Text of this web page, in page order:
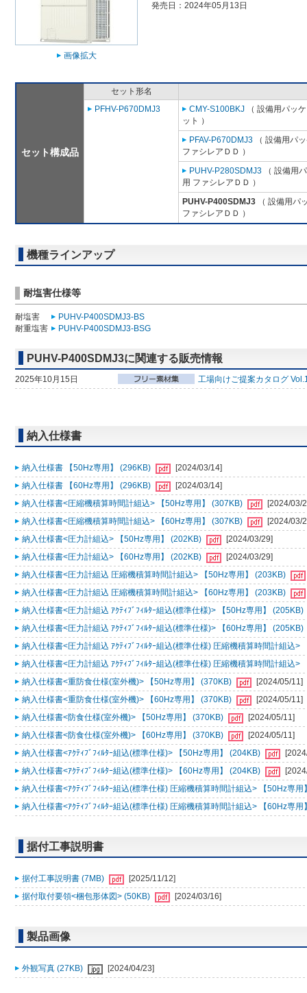
画像拡大
発売日：2024年05月13日
セット構成品
セット形名
PFHV-P670DMJ3
CMY-S100BKJ （ 設備用パッ
ット ）
PFAV-P670DMJ3 （ 設備用パ
ファシレアＤＤ ）
PUHV-P280SDMJ3 （ 設備用
用 ファシレアＤＤ ）
PUHV-P400SDMJ3 （ 設備用パ
ファシレアＤＤ ）
機種ラインアップ
耐塩害仕様等
耐塩害
PUHV-P400SDMJ3-BS
耐重塩害
PUHV-P400SDMJ3-BSG
PUHV-P400SDMJ3に関連する販売情報
2025年10月15日 工場向けご提案カタログ
納入仕様書
納入仕様書 【50Hz専用】 (296KB)
[2024/03/14]
納入仕様書 【60Hz専用】 (296KB)
[2024/03/14]
納入仕様書<圧縮機積算時間計組込> 【50Hz専用】 (307KB)
[2024/03/
納入仕様書<圧縮機積算時間計組込> 【60Hz専用】 (307KB)
[2024/03/
納入仕様書<圧力計組込> 【50Hz専用】 (202KB)
[2024/03/29]
納入仕様書<圧力計組込> 【60Hz専用】 (202KB)
[2024/03/29]
納入仕様書<圧力計組込 圧縮機積算時間計組込> 【50Hz専用】 (203KB)
納入仕様書<圧力計組込 圧縮機積算時間計組込> 【60Hz専用】 (203KB)
納入仕様書<圧力計組込 ｱｸﾃｨﾌﾞﾌｨﾙﾀｰ組込(標準仕様)> 【50Hz専用】 (205KB)
納入仕様書<圧力計組込 ｱｸﾃｨﾌﾞﾌｨﾙﾀｰ組込(標準仕様)> 【60Hz専用】 (205KB)
納入仕様書<圧力計組込 ｱｸﾃｨﾌﾞﾌｨﾙﾀｰ組込(標準仕様) 圧縮機積算時間計組込
納入仕様書<圧力計組込 ｱｸﾃｨﾌﾞﾌｨﾙﾀｰ組込(標準仕様) 圧縮機積算時間計組込
納入仕様書<重防食仕様(室外機)> 【50Hz専用】 (370KB)
[2024/05/11]
納入仕様書<重防食仕様(室外機)> 【60Hz専用】 (370KB)
[2024/05/11]
納入仕様書<防食仕様(室外機)> 【50Hz専用】 (370KB)
[2024/05/11]
納入仕様書<防食仕様(室外機)> 【60Hz専用】 (370KB)
[2024/05/11]
納入仕様書<ｱｸﾃｨﾌﾞﾌｨﾙﾀｰ組込(標準仕様)> 【50Hz専用】 (204KB)
納入仕様書<ｱｸﾃｨﾌﾞﾌｨﾙﾀｰ組込(標準仕様)> 【60Hz専用】 (204KB)
納入仕様書<ｱｸﾃｨﾌﾞﾌｨﾙﾀｰ組込(標準仕様) 圧縮機積算時間計組込> 【50Hz専
納入仕様書<ｱｸﾃｨﾌﾞﾌｨﾙﾀｰ組込(標準仕様) 圧縮機積算時間計組込> 【60Hz専
据付工事説明書
据付工事説明書 (7MB)
[2025/11/12]
据付取付要領<梱包形体図> (50KB)
[2024/03/16]
製品画像
外観写真 (27KB) [2024/04/23]